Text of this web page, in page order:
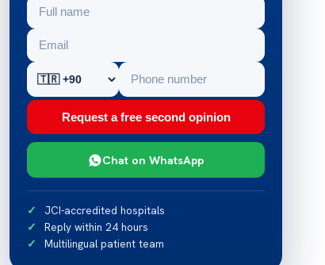
Request a free second opinion
Chat on WhatsApp
JCI-accredited hospitals
Reply within 24 hours
Multilingual patient team